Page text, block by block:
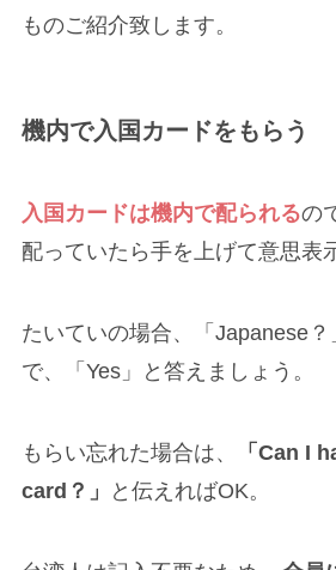
ものご紹介致します。
機内で入国カードをもらう
入国カードは機内で配られるの
配っていたら手を上げて意思表
たいていの場合、「Japanese
で、「Yes」と答えましょう。
もらい忘れた場合は、
「Can I
card？」
と伝えればOK。